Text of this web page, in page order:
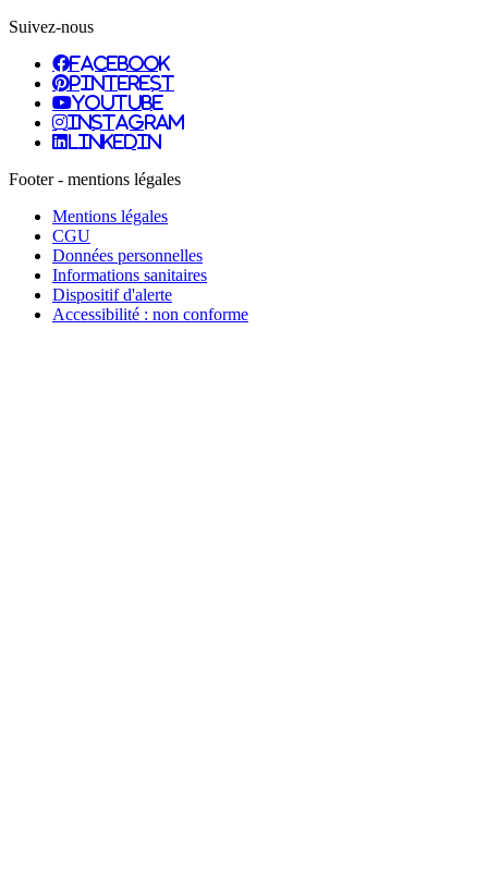
Suivez-nous
facebook
pinterest
youtube
instagram
linkedin
Footer - mentions légales
Mentions légales
CGU
Données personnelles
Informations sanitaires
Dispositif d'alerte
Accessibilité : non conforme